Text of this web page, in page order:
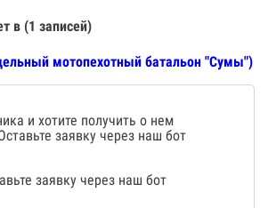
в (1 записей)
мотопехотный батальон "Сумы")
и хотите получить о нем
заявку через наш бот
заявку через наш бот